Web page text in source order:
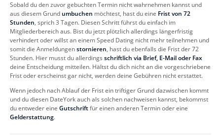
Sobald du den zuvor gebuchten Termin nicht wahrnehmen kannst und
aus diesem Grund umbuchen möchtest, hast du eine Frist von 72
Stunden, sprich 3 Tagen. Diesen Schritt führst du einfach im
Mitgliederbereich aus. Bist du jetzt plötzlich allerdings längerfristig
verhindert oder willst an einem Speed Dating nicht mehr teilnehmen und
somit die Anmeldungenstornieren, hast du ebenfalls die Frist der 72
Stunden. Hier musst du allerdings schriftlich via Brief, E-Mail oder Fax
deine Entscheidung mitteilen. Hältst du dich nicht an die vorgeschriebene
Frist oder erscheinst gar nicht, werden deine Gebühren nicht erstattet.
Wenn jedoch nach Ablauf der Frist ein triftiger Grund dazwischen kommt
und du diesen DateYork auch als solchen nachweisen kannst, bekommst
du entweder eine Gutschriftfür einen anderen Termin oder eine
Gelderstattung.